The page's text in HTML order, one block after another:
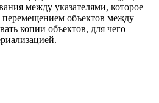
между указателями, которое
объектов между
копии объектов, для чего